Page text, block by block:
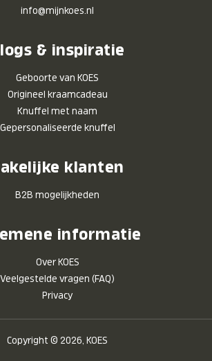
info@mijnkoes.nl
& inspiratie
Geboorte van KOES
Origineel kraamcadeau
Knuffel met naam
Gepersonaliseerde knuffel
klanten
B2B mogelijkheden
informatie
Over KOES
Veelgestelde vragen (FAQ)
Privacy
Copyright © 2026, KOES